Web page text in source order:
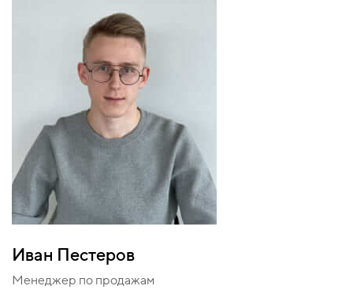
Иван Пестеров
Менеджер по продажам